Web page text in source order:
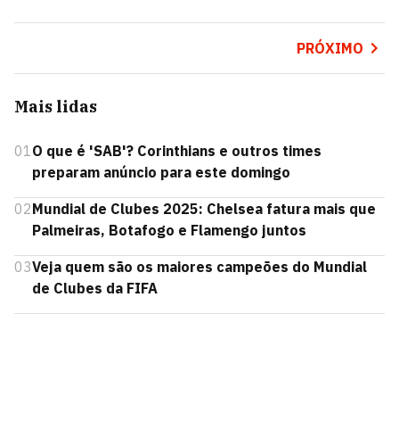
PRÓXIMO
Mais lidas
01O que é 'SAB'? Corinthians e outros times
preparam anúncio para este domingo
02Mundial de Clubes 2025: Chelsea fatura mais que
Palmeiras, Botafogo e Flamengo juntos
03Veja quem são os maiores campeões do Mundial
de Clubes da FIFA